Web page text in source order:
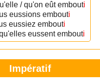
/ qu'on eût embouti
eussions embouti
eussiez embouti
eussent embouti
Impératif